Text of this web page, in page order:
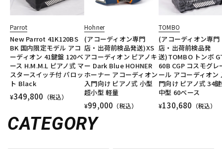
Parrot
New Parrot 41K120BS
BK 国内限定モデル アコ
ーディオン 41鍵盤 120ベ
ース H.M.M.L ピアノ式 マ
スタースイッチ付 パロッ
ト Black
¥349,800 （税込）
Hohner
(アコーディオン専門
店・出荷前検品発送)XS
アコーディオン ピアノキ
ー Dark Blue HOHNER
ホーナー アコーディオン
入門向け ピアノ式 小型
超小型 軽量
¥99,000 （税込）
TOMBO
(アコーディオン専門
店・出荷前検品発
送)TOMBO トンボ
60B CGP コスモグレ
ール アコーディオン
門向け ピアノ式 34
中型 60ベース
¥130,680 （税込）
CATEGORY